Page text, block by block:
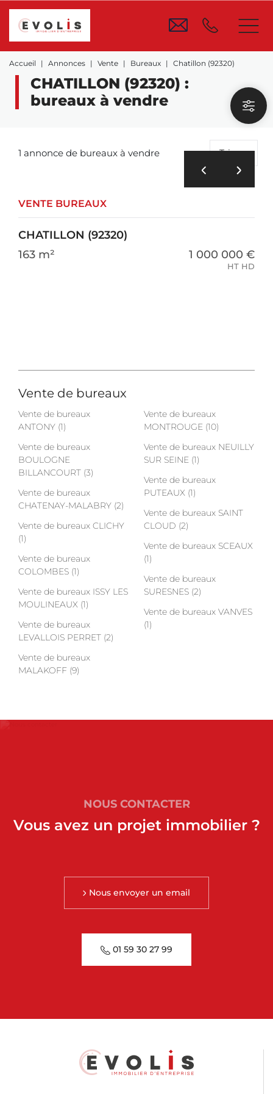
Accueil Annonces Vente Bureaux Chatillon (92320)
CHATILLON (92320) :
bureaux à vendre
1 annonce de bureaux à vendre Trier
VENTE BUREAUX
CHATILLON (92320)
163 m²
1 000 000 €
HT HD
Vente de bureaux
Vente de bureaux
ANTONY (1)
Vente de bureaux
BOULOGNE
BILLANCOURT (3)
Vente de bureaux
CHATENAY-MALABRY (2)
Vente de bureaux CLICHY
(1)
Vente de bureaux
COLOMBES (1)
Vente de bureaux ISSY LES
MOULINEAUX (1)
Vente de bureaux
LEVALLOIS PERRET (2)
Vente de bureaux
MALAKOFF (9)
Vente de bureaux
MONTROUGE (10)
Vente de bureaux NEUILLY
SUR SEINE (1)
Vente de bureaux
PUTEAUX (1)
Vente de bureaux SAINT
CLOUD (2)
Vente de bureaux SCEAUX
(1)
Vente de bureaux
SURESNES (2)
Vente de bureaux VANVES
(1)
NOUS CONTACTER
Vous avez un projet immobilier ?
Nous envoyer un email
01 59 30 27 99